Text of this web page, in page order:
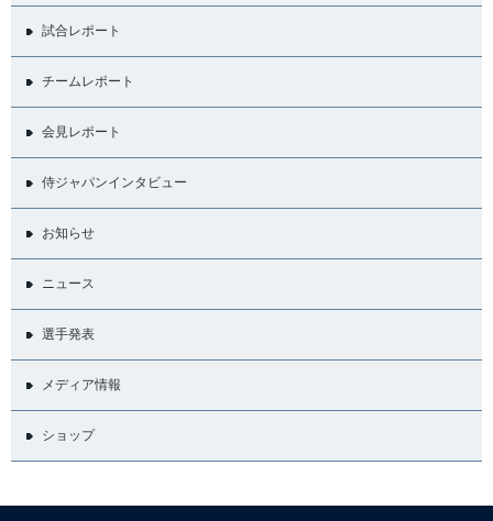
試合レポート
チームレポート
会見レポート
侍ジャパンインタビュー
お知らせ
ニュース
選手発表
メディア情報
ショップ